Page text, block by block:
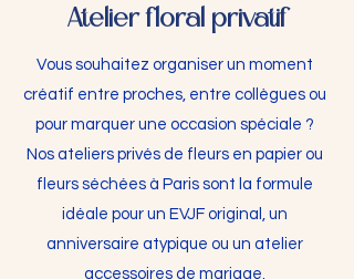
Atelier floral privatif
Vous souhaitez organiser un moment
créatif entre proches, entre collègues ou
pour marquer une occasion spéciale ?
Nos ateliers privés de fleurs en papier ou
fleurs séchées à Paris sont la formule
idéale pour un EVJF original, un
anniversaire atypique ou un atelier
accessoires de mariage.